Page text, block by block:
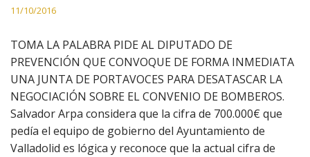
11/10/2016
TOMA LA PALABRA PIDE AL DIPUTADO DE
PREVENCIÓN QUE CONVOQUE DE FORMA INMEDIATA
UNA JUNTA DE PORTAVOCES PARA DESATASCAR LA
NEGOCIACIÓN SOBRE EL CONVENIO DE BOMBEROS.
Salvador Arpa considera que la cifra de 700.000€ que
pedía el equipo de gobierno del Ayuntamiento de
Valladolid es lógica y reconoce que la actual cifra de